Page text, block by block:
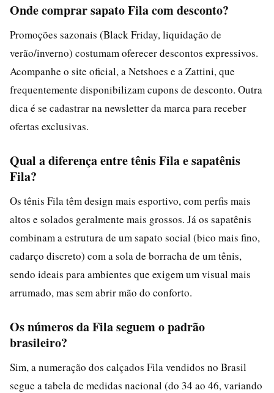
Onde comprar sapato Fila com desconto?
Promoções sazonais (Black Friday, liquidação de
verão/inverno) costumam oferecer descontos expressivos.
Acompanhe o site oficial, a Netshoes e a Zattini, que
frequentemente disponibilizam cupons de desconto. Outra
dica é se cadastrar na newsletter da marca para receber
ofertas exclusivas.
Qual a diferença entre tênis Fila e sapatênis
Fila?
Os tênis Fila têm design mais esportivo, com perfis mais
altos e solados geralmente mais grossos. Já os sapatênis
combinam a estrutura de um sapato social (bico mais fino,
cadarço discreto) com a sola de borracha de um tênis,
sendo ideais para ambientes que exigem um visual mais
arrumado, mas sem abrir mão do conforto.
Os números da Fila seguem o padrão
brasileiro?
Sim, a numeração dos calçados Fila vendidos no Brasil
segue a tabela de medidas nacional (do 34 ao 46, variando